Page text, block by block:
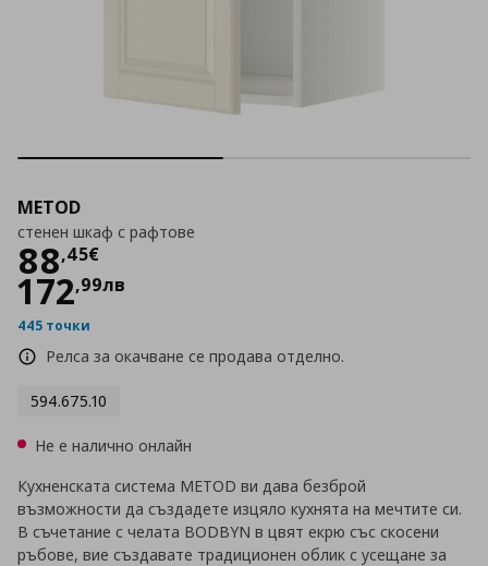
METOD
стенен шкаф с рафтове
88,45€
Цена
172,99лв
445 точки
Релса за окачване се продава отделно.
594.675.10
Не е налично онлайн
Кухненската система METOD ви дава безброй
възможности да създадете изцяло кухнята на мечтите си.
В съчетание с челата BODBYN в цвят екрю със скосени
ръбове, вие създавате традиционен облик с усещане за